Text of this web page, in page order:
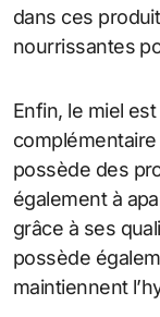
dans ces
nourrissantes
Enfin, le miel
possède des
également à
grâce à ses
possède
maintiennent